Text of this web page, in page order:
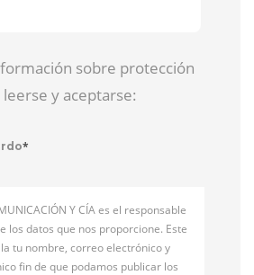
sobre protección
y aceptarse:
*
Y CÍA es el responsable
los datos que nos proporcione. Este
tu nombre, correo electrónico y
fin de que podamos publicar los